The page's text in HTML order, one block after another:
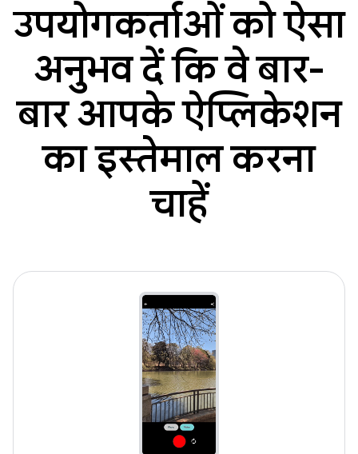
उपयोगकर्ताओं को ऐसा
अनुभव दें कि वे बार-
बार आपके ऐप्लिकेशन
का इस्तेमाल करना
चाहें